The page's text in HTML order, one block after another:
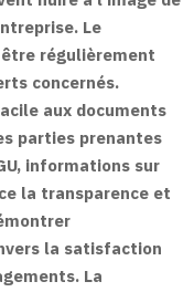
Le
régulièrement
concernés.
aux documents
parties prenantes
informations sur
la transparence et
la satisfaction
La